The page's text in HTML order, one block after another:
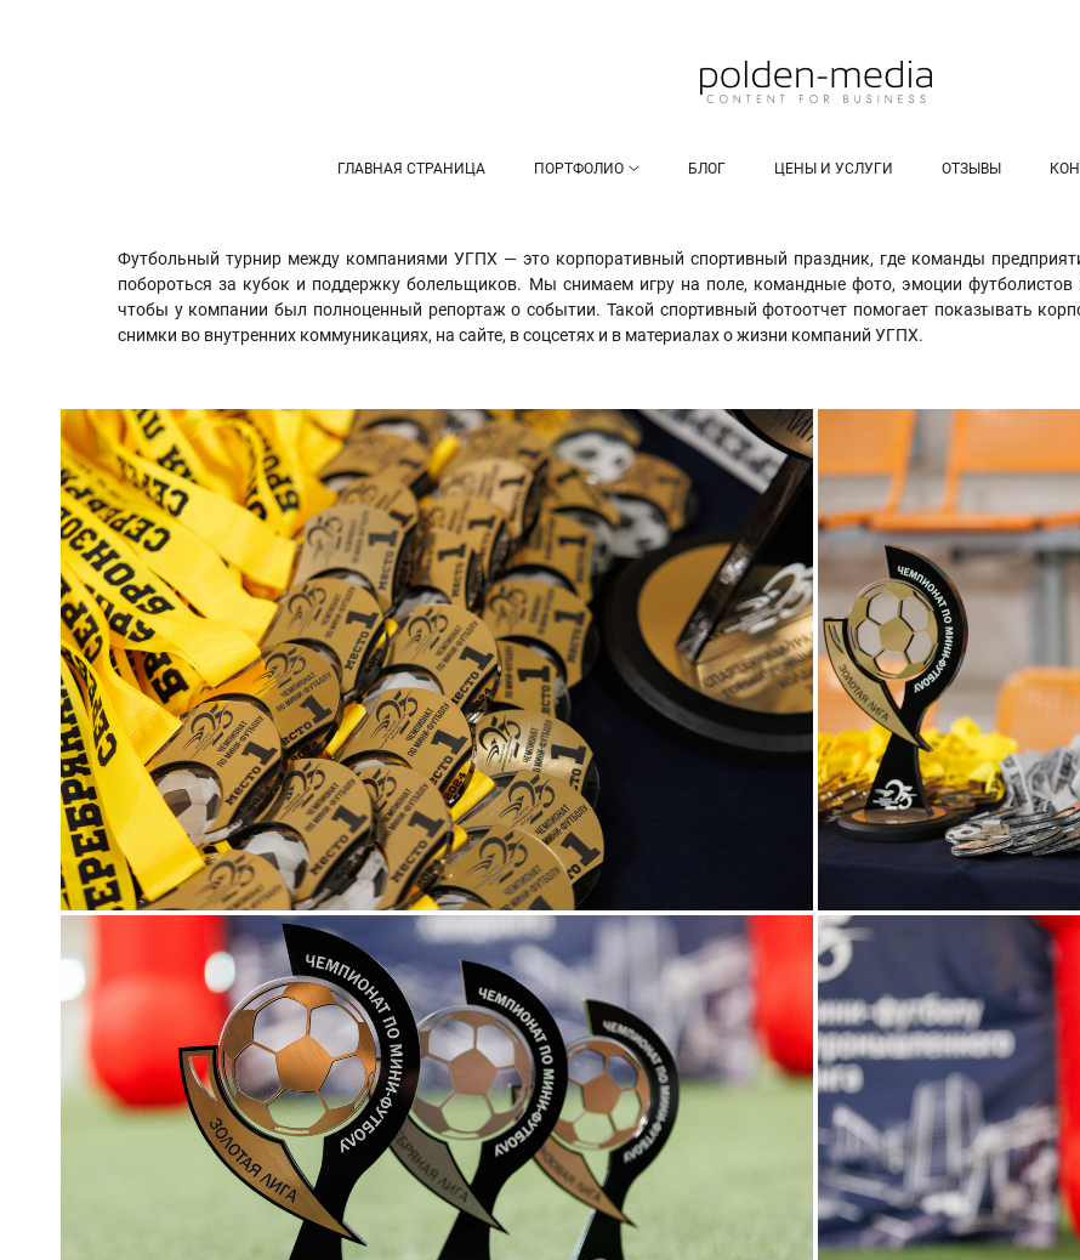
ГЛАВНАЯ СТРАНИЦА ПОРТФОЛИО БЛОГ ЦЕНЫ И УСЛУГИ ОТЗЫВЫ
Футбольный турнир между компаниями УГПХ — это корпоративный спортивный праздник, где команды
побороться за кубок и поддержку болельщиков. Мы снимаем игру на поле, командные фото, эмоции футболистов
чтобы у компании был полноценный репортаж о событии. Такой спортивный фотоотчет помогает показывать
снимки во внутренних коммуникациях, на сайте, в соцсетях и в материалах о жизни компаний УГПХ.